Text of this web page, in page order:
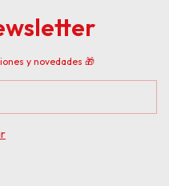
y novedades 🎁